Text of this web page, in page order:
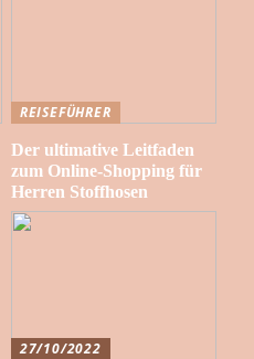
REISEFÜHRER
Der ultimative Leitfaden
zum Online-Shopping für
Herren Stoffhosen
27/10/2022